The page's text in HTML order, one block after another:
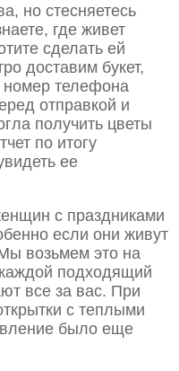
но стесняетесь
где живет
сделать ей
доставим букет,
номер телефона
отправкой и
получить цветы
по итогу
ее
с праздниками
если они живут
возьмем это на
подходящий
все за вас. При
с теплыми
было еще